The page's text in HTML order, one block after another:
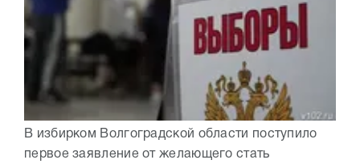
В избирком Волгоградской области поступило
первое заявление от желающего стать